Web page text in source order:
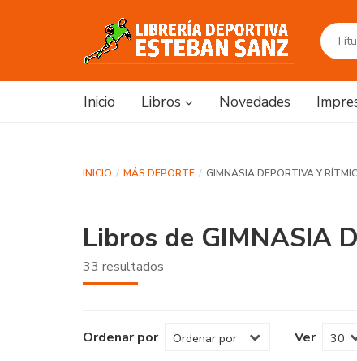
Inicio Libros Novedades
INICIO MÁS DEPORTE GIMNASIA DEPORTIVA Y
Libros de GIMNASIA
33 resultados
Ordenar por Ver